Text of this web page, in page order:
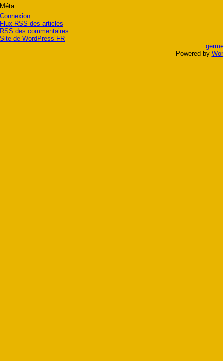
Méta
Connexion
Flux RSS des articles
RSS des commentaires
Site de WordPress-FR
Powered by